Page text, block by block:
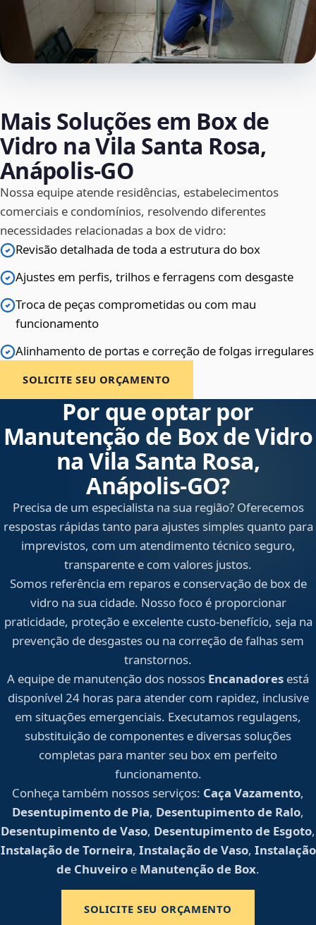
Mais Soluções em Box de
Vidro na Vila Santa Rosa,
Anápolis‑GO
Nossa equipe atende residências, estabelecimentos
comerciais e condomínios, resolvendo diferentes
necessidades relacionadas a box de vidro:
Revisão detalhada de toda a estrutura do box
Ajustes em perfis, trilhos e ferragens com desgaste
Troca de peças comprometidas ou com mau
funcionamento
Alinhamento de portas e correção de folgas irregulares
SOLICITE SEU ORÇAMENTO
Por que optar por
Manutenção de Box de Vidro
na Vila Santa Rosa,
Anápolis‑GO?
Precisa de um especialista na sua região? Oferecemos
respostas rápidas tanto para ajustes simples quanto para
imprevistos, com um atendimento técnico seguro,
transparente e com valores justos.
Somos referência em reparos e conservação de box de
vidro na sua cidade. Nosso foco é proporcionar
praticidade, proteção e excelente custo-benefício, seja na
prevenção de desgastes ou na correção de falhas sem
transtornos.
A equipe de manutenção dos nossos Encanadores está
disponível 24 horas para atender com rapidez, inclusive
em situações emergenciais. Executamos regulagens,
substituição de componentes e diversas soluções
completas para manter seu box em perfeito
funcionamento.
Conheça também nossos serviços: Caça Vazamento,
Desentupimento de Pia, Desentupimento de Ralo,
Desentupimento de Vaso, Desentupimento de Esgoto,
Instalação de Torneira, Instalação de Vaso, Instalação
de Chuveiro e Manutenção de Box.
SOLICITE SEU ORÇAMENTO